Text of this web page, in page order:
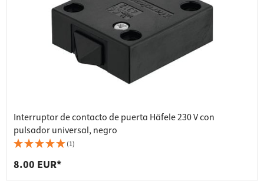
Interruptor de contacto de puerta Häfele 230 V con
pulsador universal, negro
(1)
8.00 EUR*